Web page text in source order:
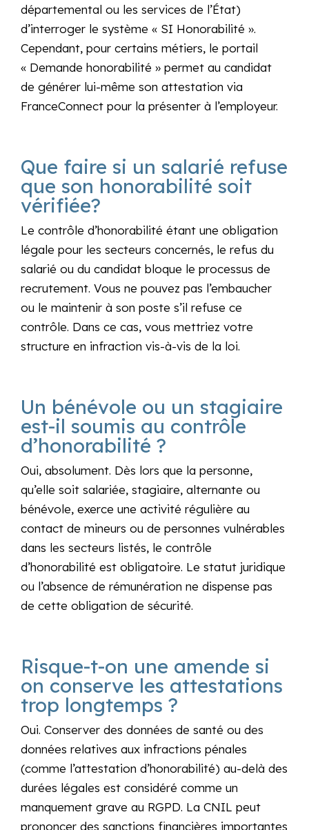
départemental ou les services de l’État)
d’interroger le système « SI Honorabilité ».
Cependant, pour certains métiers, le portail
« Demande honorabilité » permet au candidat
de générer lui-même son attestation via
FranceConnect pour la présenter à l’employeur.
Que faire si un salarié refuse
que son honorabilité soit
vérifiée?
Le contrôle d’honorabilité étant une obligation
légale pour les secteurs concernés, le refus du
salarié ou du candidat bloque le processus de
recrutement. Vous ne pouvez pas l’embaucher
ou le maintenir à son poste s’il refuse ce
contrôle. Dans ce cas, vous mettriez votre
structure en infraction vis-à-vis de la loi.
Un bénévole ou un stagiaire
est-il soumis au contrôle
d’honorabilité ?
Oui, absolument. Dès lors que la personne,
qu’elle soit salariée, stagiaire, alternante ou
bénévole, exerce une activité régulière au
contact de mineurs ou de personnes vulnérables
dans les secteurs listés, le contrôle
d’honorabilité est obligatoire. Le statut juridique
ou l’absence de rémunération ne dispense pas
de cette obligation de sécurité.
Risque-t-on une amende si
on conserve les attestations
trop longtemps ?
Oui. Conserver des données de santé ou des
données relatives aux infractions pénales
(comme l’attestation d’honorabilité) au-delà des
durées légales est considéré comme un
manquement grave au RGPD. La CNIL peut
prononcer des sanctions financières importantes